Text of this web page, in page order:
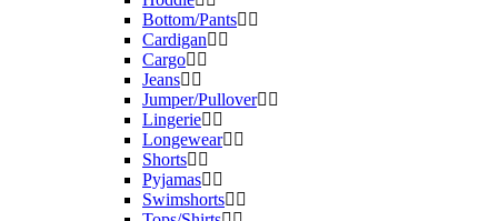
Bottom/Pants
Cardigan
Cargo
Jeans
Jumper/Pullover
Lingerie
Longewear
Shorts
Pyjamas
Swimshorts